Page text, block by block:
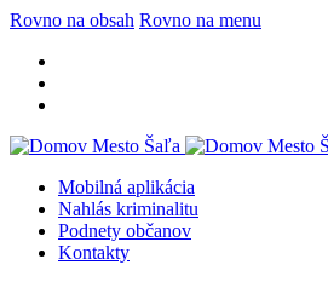
Rovno na obsah Rovno na menu
Mobilná aplikácia
Nahlás kriminalitu
Podnety občanov
Kontakty